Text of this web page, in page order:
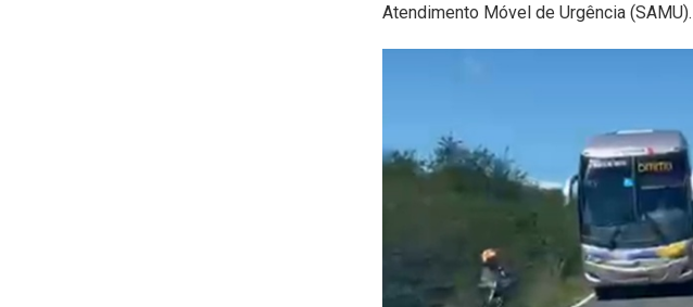
Atendimento Móvel de Urgência (SAMU).